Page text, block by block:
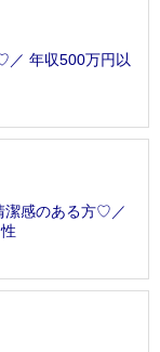
／ 年収500万円以
潔感のある方♡／